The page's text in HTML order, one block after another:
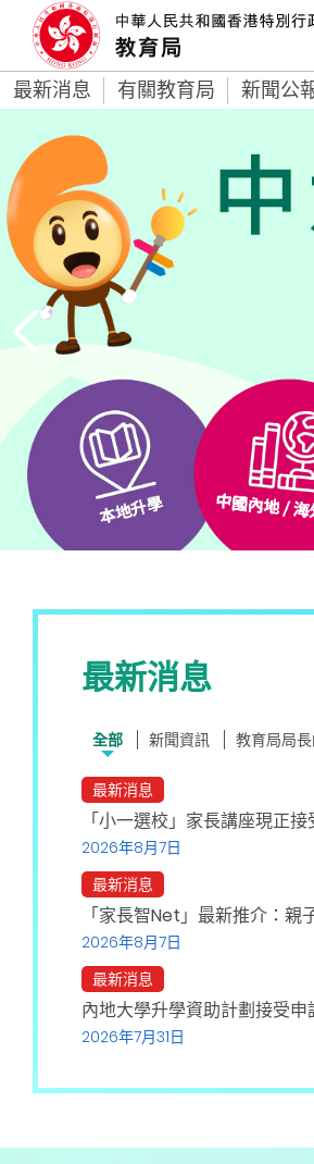
最新消息 有關教育局 新聞公
最新消息
全部 新聞資訊 教育局局
最新消息
「小一選校」家長講座現正接
2026年8月7日
最新消息
「家長智Net」最新推介：
2026年8月7日
最新消息
內地大學升學資助計劃接受
2026年7月31日